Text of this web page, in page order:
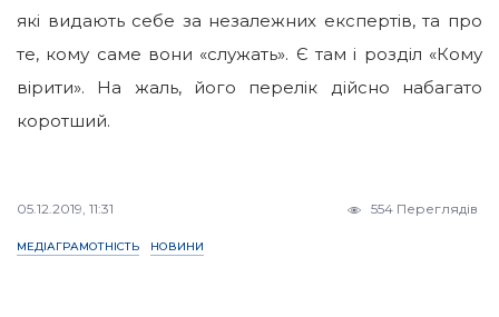
які видають себе за незалежних експертів, та про
те, кому саме вони «служать». Є там і розділ «Кому
вірити». На жаль, його перелік дійсно набагато
коротший.
05.12.2019, 11:31 554 Переглядів
МЕДІАГРАМОТНІСТЬ НОВИНИ